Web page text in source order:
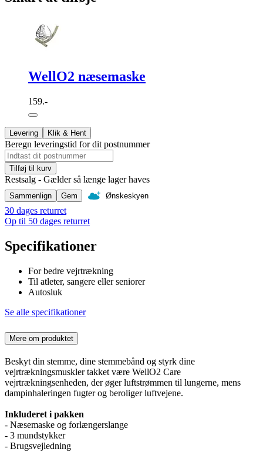
WellO2 næsemaske
159.-
Levering Klik & Hent
Beregn leveringstid for dit postnummer
Tilføj til kurv
Restsalg - Gælder så længe lager haves
Sammenlign Gem Ønskeskyen
30 dages returret
Op til 50 dages returret
Specifikationer
For bedre vejrtrækning
Til atleter, sangere eller seniorer
Autosluk
Se alle specifikationer
Mere om produktet
Beskyt din stemme, dine stemmebånd og styrk dine
vejrtrækningsmuskler takket være WellO2 Care
vejrtrækningsenheden, der øger luftstrømmen til lungerne, mens
dampinhaleringen fugter og beroliger luftvejene.
Inkluderet i pakken
- Næsemaske og forlængerslange
- 3 mundstykker
- Brugsvejledning